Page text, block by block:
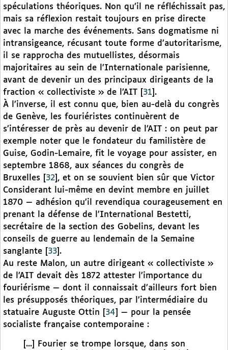
spéculations théoriques. Non qu’il ne réfléchissait pas,
mais sa réflexion restait toujours en prise directe
avec la marche des événements. Sans dogmatisme ni
intransigeance, récusant toute forme d’autoritarisme,
il se rapprocha des mutuellistes, désormais
majoritaires au sein de l’Internationale parisienne,
avant de devenir un des principaux dirigeants de la
fraction « collectiviste » de l’AIT
31 .
À l’inverse, il est connu que, bien au-delà du congrès
de Genève, les fouriéristes continuèrent de
s’intéresser de près au devenir de l’AIT : on peut par
exemple noter que le fondateur du familistère de
Guise, Godin-Lemaire, fit le voyage pour assister, en
septembre 1868, aux séances du congrès de
Bruxelles
32 , et on se souvient bien sûr que Victor
Considerant lui-même en devint membre en juillet
1870 — adhésion qu’il revendiqua courageusement en
prenant la défense de l’International Bestetti,
secrétaire de la section des Gobelins, devant les
conseils de guerre au lendemain de la Semaine
sanglante
33 .
Au reste Malon, un autre dirigeant « collectiviste »
de l’AIT devait dès 1872 attester l’importance du
fouriérisme — dont il connaissait d’ailleurs fort bien
les présupposés théoriques, par l’intermédiaire du
statuaire Auguste Ottin
34
— pour la pensée
socialiste française contemporaine :
[...] Fourier se trompe lorsque, dans son